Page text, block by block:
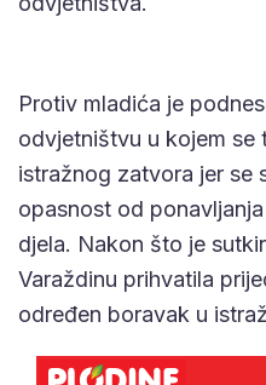
Protiv mladića je
odvjetništvu u kojem se
istražnog zatvora jer se
opasnost od
djela. Nakon što je
Varaždinu prihvatila
određen boravak u